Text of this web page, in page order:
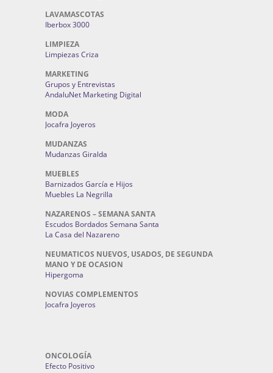
LAVAMASCOTAS
Iberbox 3000
LIMPIEZA
Limpiezas Criza
MARKETING
Grupos y Entrevistas
AndaluNet Marketing Digital
MODA
Jocafra Joyeros
MUDANZAS
Mudanzas Giralda
MUEBLES
Barnizados García e Hijos
Muebles La Negrilla
NAZARENOS – SEMANA SANTA
Escudos Bordados Semana Santa
La Casa del Nazareno
NEUMATICOS NUEVOS, USADOS, DE SEGUNDA
MANO Y DE OCASION
Hipergoma
NOVIAS COMPLEMENTOS
Jocafra Joyeros
ONCOLOGÍA
Efecto Positivo